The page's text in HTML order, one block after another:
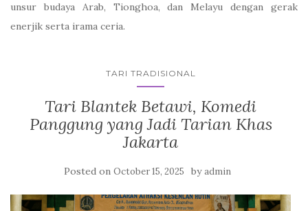
unsur budaya Arab, Tionghoa, dan Melayu dengan gerak
enerjik serta irama ceria.
TARI TRADISIONAL
Tari Blantek Betawi, Komedi
Panggung yang Jadi Tarian Khas
Jakarta
Posted on October 15, 2025 byadmin